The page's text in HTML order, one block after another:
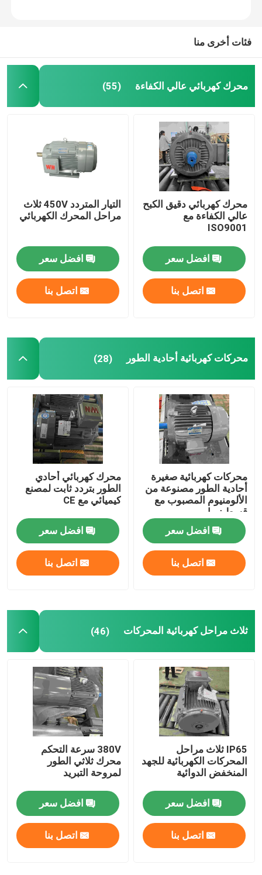
بيت
منتجات
أشرطة فيديو
معلومات عنا
اتصل بنا
اطلب اقتباس
محرك كهربائي عالي الكفاءة
محركات كهربائية أحادية الطور
ثلاث مراحل كهربائية المحركات
محرك حثي متوسط ​​الجهد
محركات الحث عالية الجهد
المحركات الكهربائية المقاومة للانفجار
محركات كهربائية DC
محرك كهربائي متغير السرعة
محركات متزامنة ذات مغناطيس دائم
المحركات الكهربائية الخاصة
فئات أخرى منا
محرك كهربائي عالي الكفاءة (55)
محرك كهربائي دقيق الكبح
عالي الكفاءة مع
ISO9001
افضل سعر
اتصل بنا
التيار المتردد 450V ثلاث
مراحل المحرك الكهربائي
افضل سعر
اتصل بنا
محركات كهربائية أحادية الطور (28)
محركات كهربائية صغيرة
أحادية الطور مصنوعة من
الألومنيوم المصبوب مع
قسط نيما
افضل سعر
اتصل بنا
محرك كهربائي أحادي
الطور بتردد ثابت لمصنع
كيميائي مع CE
افضل سعر
اتصل بنا
ثلاث مراحل كهربائية المحركات (46)
IP65 ثلاث مراحل
المحركات الكهربائية للجهد
المنخفض الدوائية
افضل سعر
اتصل بنا
380V سرعة التحكم
محرك ثلاثي الطور
لمروحة التبريد
افضل سعر
اتصل بنا